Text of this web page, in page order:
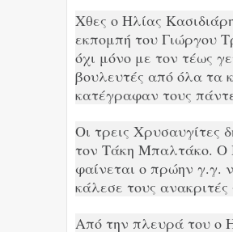
Χθες ο Ηλίας
εκπομπή του Γιώργου
όχι μόνο με τον τέως
βουλευτές από όλα τα
κατέγραφαν τους
Οι τρεις Χρυσαυγίτες
τον Τάκη Μπαλτάκο. Ο
φαίνεται ο πρώην γ.γ.
κάλεσε τους
Από την πλευρά του ο